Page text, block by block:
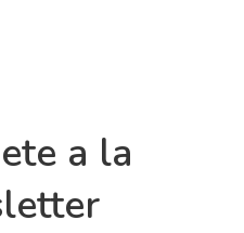
a la